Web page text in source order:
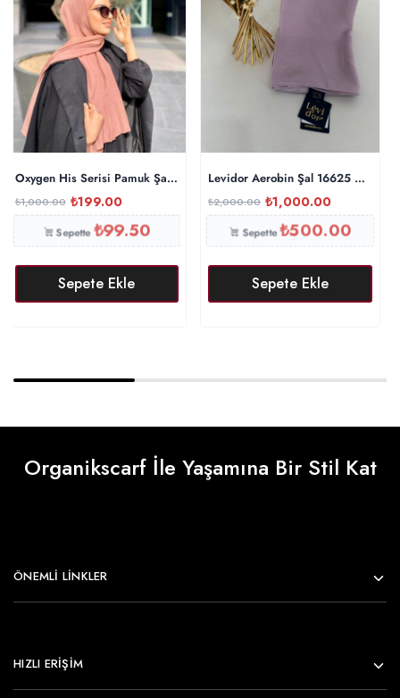
Oxygen His Serisi Pamuk Şal – İncir
₺1,000.00 ₺199.00
Sepette₺99.50
Sepete Ekle
Levidor Aerobin Şal 16625 – Lila
₺2,000.00 ₺1,000.00
Sepette₺500.00
Sepete Ekle
Organikscarf İle Yaşamına Bir Stil Kat
ÖNEMLI LINKLER
HIZLI ERİŞİM